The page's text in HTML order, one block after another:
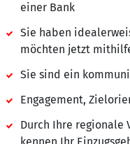
einer Bank
Sie haben
möchten jetzt
Sie sind ein
Engagement,
Durch Ihre regionale